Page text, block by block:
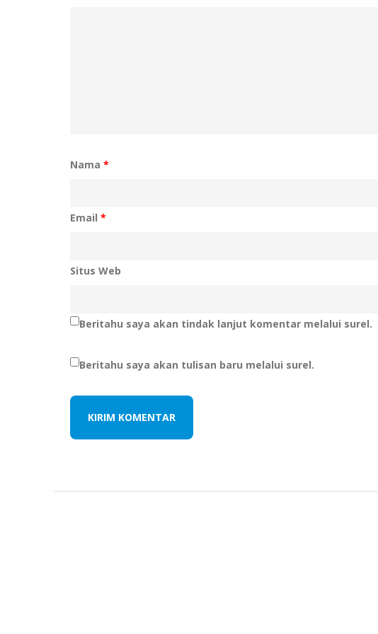
Nama *
Email *
Situs Web
Beritahu saya akan tindak lanjut komentar melalui surel.
Beritahu saya akan tulisan baru melalui surel.